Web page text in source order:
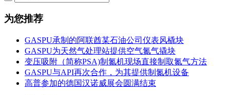
为您推荐
GASPU承制的阿联酋某石油公司仪表风橇块
GASPU为天然气处理站提供空气氮气撬块
变压吸附（简称PSA)制氮机现场直接制取氮气方法
GASPU与API再次合作，为其提供制氮机设备
高普参加的德国汉诺威展会圆满结束